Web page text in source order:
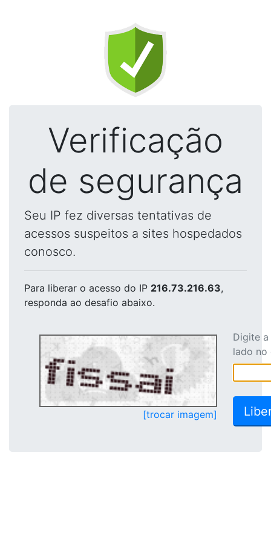
Verificação
de segurança
Seu IP fez diversas tentativas de
acessos suspeitos a sites hospedados
conosco.
Para liberar o acesso do IP 216.73.216.63,
responda ao desafio abaixo.
[trocar imagem]
Digite
lado no